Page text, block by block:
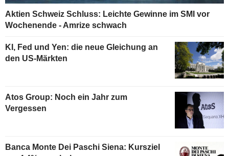
Aktien Schweiz Schluss: Leichte Gewinne im SMI vor
Wochenende - Amrize schwach
KI, Fed und Yen: die neue Gleichung an
den US-Märkten
Atos Group: Noch ein Jahr zum
Vergessen
Banca Monte Dei Paschi Siena: Kursziel